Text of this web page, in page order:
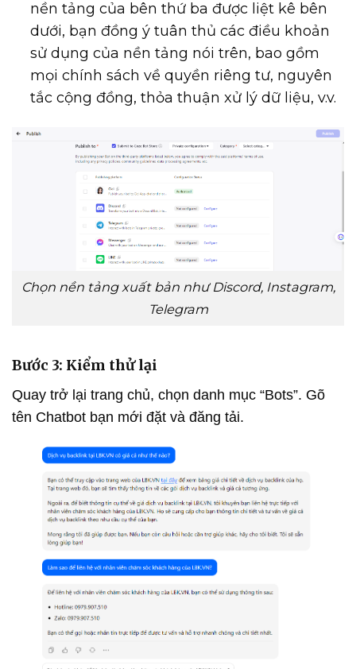
nền tảng của bên thứ ba được liệt kê bên
dưới, bạn đồng ý tuân thủ các điều khoản
sử dụng của nền tảng nói trên, bao gồm
mọi chính sách về quyền riêng tư, nguyên
tắc cộng đồng, thỏa thuận xử lý dữ liệu, v.v.
Chọn nền tảng xuất bản như Discord, Instagram,
Telegram
Bước 3: Kiểm thử lại
Quay trở lại trang chủ, chọn danh mục “Bots”. Gõ
tên Chatbot bạn mới đặt và đăng tải.